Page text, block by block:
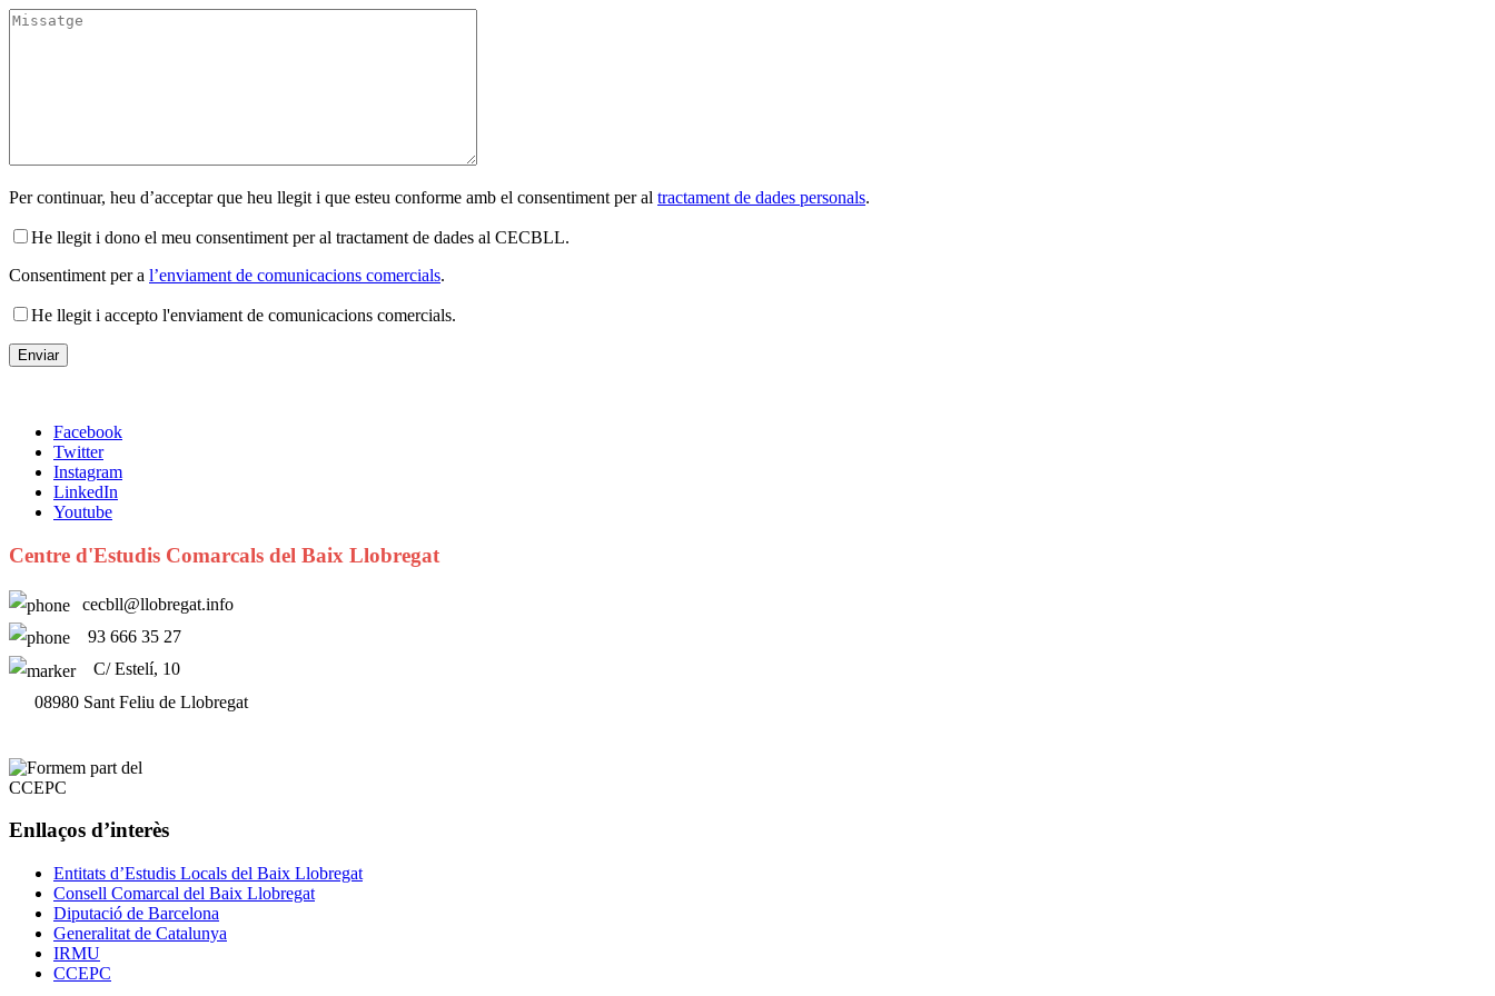
Per continuar, heu d’acceptar que heu llegit i que esteu conforme amb el consentiment per al tractament de dades personals.
He llegit i dono el meu consentiment per al tractament de dades al CECBLL.
Consentiment per a l’enviament de comunicacions comercials.
He llegit i accepto l'enviament de comunicacions comercials.
Facebook
Twitter
Instagram
LinkedIn
Youtube
Centre d'Estudis Comarcals del Baix Llobregat
cecbll@llobregat.info
93 666 35 27
C/ Estelí, 10
08980 Sant Feliu de Llobregat
Enllaços d’interès
Entitats d’Estudis Locals del Baix Llobregat
Consell Comarcal del Baix Llobregat
Diputació de Barcelona
Generalitat de Catalunya
IRMU
CCEPC